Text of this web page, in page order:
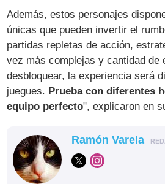
Además, estos personajes
únicas que pueden invertir el
partidas repletas de acción,
vez más complejas y cantidad de
desbloquear, la experiencia será
juegues. Prueba con diferentes
equipo perfecto", explicaron en
Ramón Varela